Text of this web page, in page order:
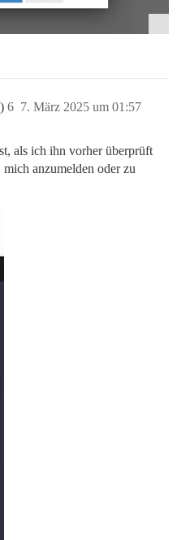
7. März 2025 um 01:57
6
als ich ihn vorher überprüft
anzumelden oder zu